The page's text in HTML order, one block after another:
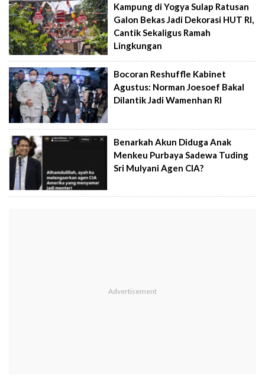
Kampung di Yogya Sulap Ratusan
Galon Bekas Jadi Dekorasi HUT RI,
Cantik Sekaligus Ramah
Lingkungan
Bocoran Reshuffle Kabinet
Agustus: Norman Joesoef Bakal
Dilantik Jadi Wamenhan RI
Benarkah Akun Diduga Anak
Menkeu Purbaya Sadewa Tuding
Sri Mulyani Agen CIA?